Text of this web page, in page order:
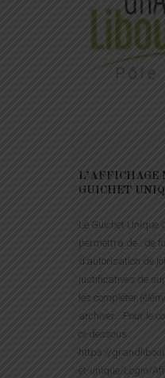
L’AFFICHAGE
GUICHET
Le Guichet Unique
permettra de : de
d’autorisation de
justificatives de
les compléter
archiver… Pour le
ci-dessous :
https://
et-unique/Login/